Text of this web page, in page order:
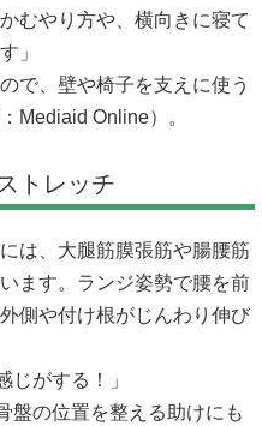
むやり方や、横向きに寝て
」
で、壁や椅子を支えに使う
Mediaid Online）。
トレッチ
は、大腿筋膜張筋や腸腰筋
ます。ランジ姿勢で腰を前
側や付け根がじんわり伸び
じがする！」
盤の位置を整える助けにも